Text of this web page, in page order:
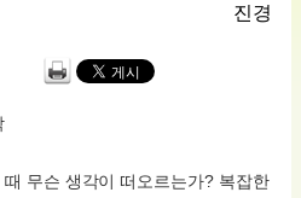
진경
무슨 생각이 떠오르는가? 복잡한